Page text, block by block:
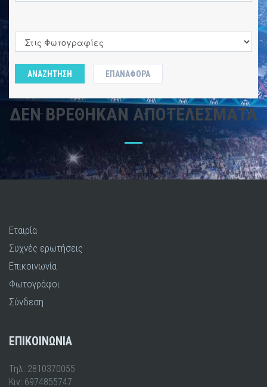
ΑΝΑΖΗΤΗΣΗ ΕΠΑΝΑΦΟΡΆ
ΔΕΝ ΒΡΈΘΗΚΑΝ ΑΠΟΤΕΛΈΣΜΑΤΑ
Εταιρία
Συχνές ερωτήσεις
Επικοινωνία
Φωτογράφοι
Σύνδεση
ΕΠΙΚΟΙΝΩΝΙΑ
Τηλ: 2810370055
Κιν: 6974855747